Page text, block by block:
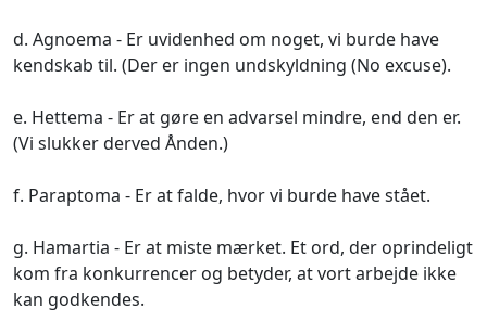
d. Agnoema - Er uvidenhed om noget, vi burde have
kendskab til. (Der er ingen undskyldning (No excuse).
e. Hettema - Er at gøre en advarsel mindre, end den er.
(Vi slukker derved Ånden.)
f. Paraptoma - Er at falde, hvor vi burde have stået.
g. Hamartia - Er at miste mærket. Et ord, der oprindeligt
kom fra konkurrencer og betyder, at vort arbejde ikke
kan godkendes.